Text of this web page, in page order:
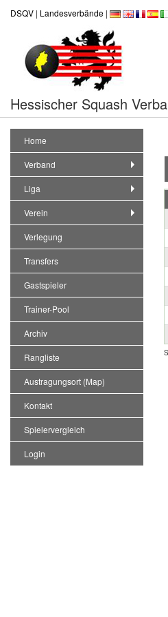
DSQV | Landesverbände |
Hessischer Squash
Home
Verband
Liga
Verein
Verlegung
Transfers
Gastspieler
Trainer-Pool
Archiv
Rangliste
Austragungsort (Map)
Kontakt
Spielervergleich
Login